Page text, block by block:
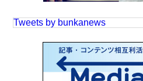
Tweets by bunkanews